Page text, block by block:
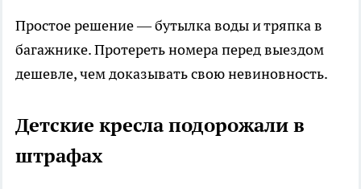
Простое решение — бутылка воды и тряпка в
багажнике. Протереть номера перед выездом
дешевле, чем доказывать свою невиновность.
Детские кресла подорожали в
штрафах